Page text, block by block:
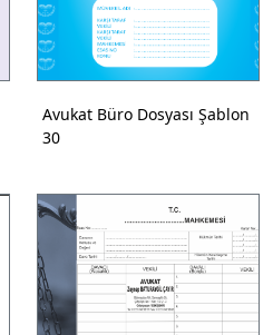
Avukat Büro Dosyası Şablon
30